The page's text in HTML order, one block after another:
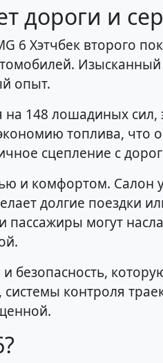
дороги и
6 Хэтчбек второго
опыт.
148 лошадиных сил,
топлива, что
сцепление с
и комфортом. Салон
долгие поездки
могут
безопасность,
контроля